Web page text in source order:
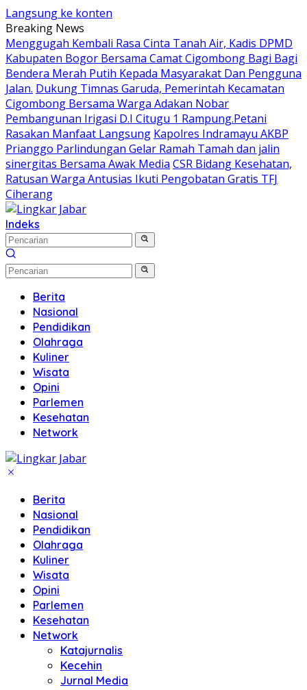
Langsung ke konten
Breaking News
Menggugah Kembali Rasa Cinta Tanah Air, Kadis DPMD
Kabupaten Bogor Bersama Camat Cigombong Bagi Bagi
Bendera Merah Putih Kepada Masyarakat Dan Pengguna
Jalan. Dukung Timnas Garuda, Pemerintah Kecamatan
Cigombong Bersama Warga Adakan Nobar
Pembangunan Irigasi D.I Citugu 1 Rampung.Petani
Rasakan Manfaat Langsung Kapolres Indramayu AKBP
Prianggo Parlindungan Gelar Ramah Tamah dan jalin
sinergitas Bersama Awak Media CSR Bidang Kesehatan,
Ratusan Warga Antusias Ikuti Pengobatan Gratis TFJ
Ciherang
Indeks
Berita
Nasional
Pendidikan
Olahraga
Kuliner
Wisata
Opini
Parlemen
Kesehatan
Network
Berita
Nasional
Pendidikan
Olahraga
Kuliner
Wisata
Opini
Parlemen
Kesehatan
Network
Katajurnalis
Kecehin
Jurnal Media